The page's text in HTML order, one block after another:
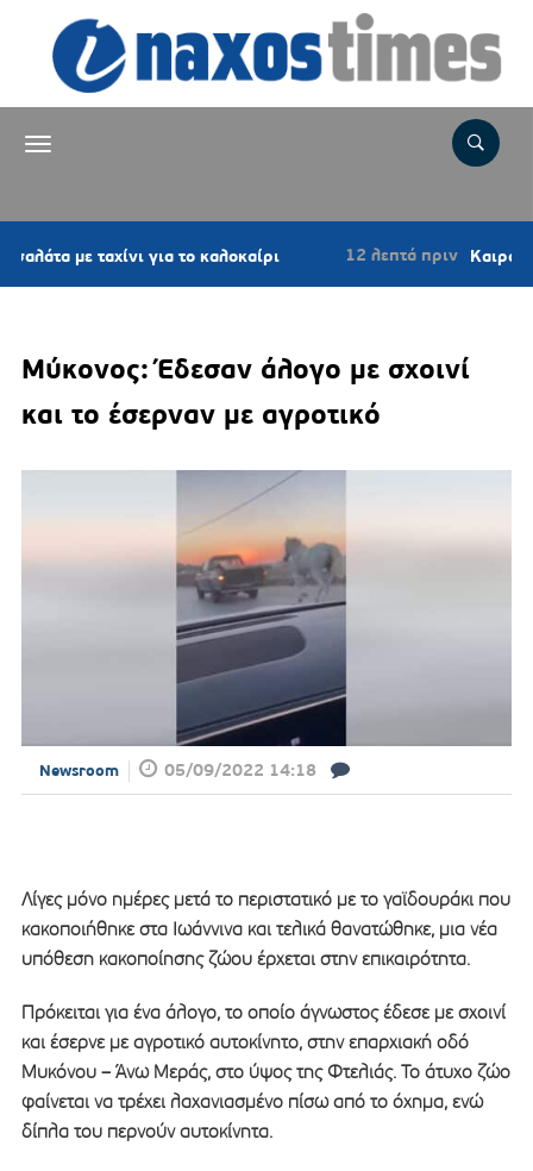
ταχίνι για το καλοκαίρι 12 λεπτά πριν Καιρός:
Μύκονος: Έδεσαν άλογο με σχοινί
και το έσερναν με αγροτικό
Newsroom 05/09/2022 14:18
Λίγες μόνο ημέρες μετά το περιστατικό με το γαϊδουράκι που
κακοποιήθηκε στα Ιωάννινα και τελικά θανατώθηκε, μια νέα
υπόθεση κακοποίησης ζώου έρχεται στην επικαιρότητα.
Πρόκειται για ένα άλογο, το οποίο άγνωστος έδεσε με σχοινί
και έσερνε με αγροτικό αυτοκίνητο, στην επαρχιακή οδό
Μυκόνου – Άνω Μεράς, στο ύψος της Φτελιάς. Το άτυχο ζώο
φαίνεται να τρέχει λαχανιασμένο πίσω από το όχημα, ενώ
δίπλα του περνούν αυτοκίνητα.